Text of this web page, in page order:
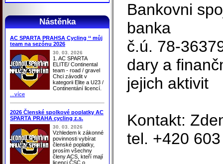
Nástěnka
AC SPARTA PRAHSA Cycling ‘‘ můj
team na sezónu 2026
30. 03. 2026
1. AC SPARTA
ELITE/ Continental
team - road / gravel
Chci závodit v
kategorii Elite a U23 /
Continentání licencí.
...více
2026 Členské spolkové poplatky AC
SPARTA PRAHA cycling z.s.
30. 03. 2026
Vzhledem k zákonné
povinnosti vybírat
členské poplatky,
prosím všechny
členy ACS, kteří mají
licenci ČSC o
Bankovni
banka
č.ú. 78-
dary a
jejich aktivit
Kontakt:
tel. +420